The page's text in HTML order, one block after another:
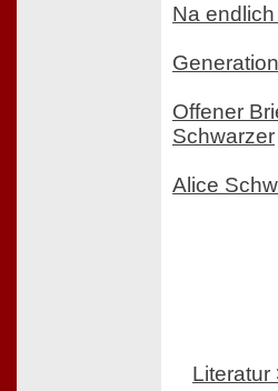
Na
Offener
Schwarzer
Alice
Literatur